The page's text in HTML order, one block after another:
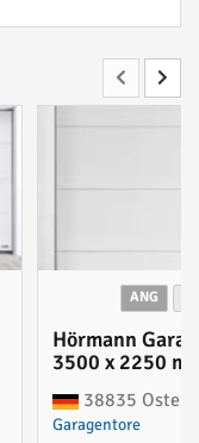
ANG
Hörmann
3500 x 2250
38835
Garagentore